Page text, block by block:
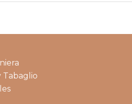
Tabaglio